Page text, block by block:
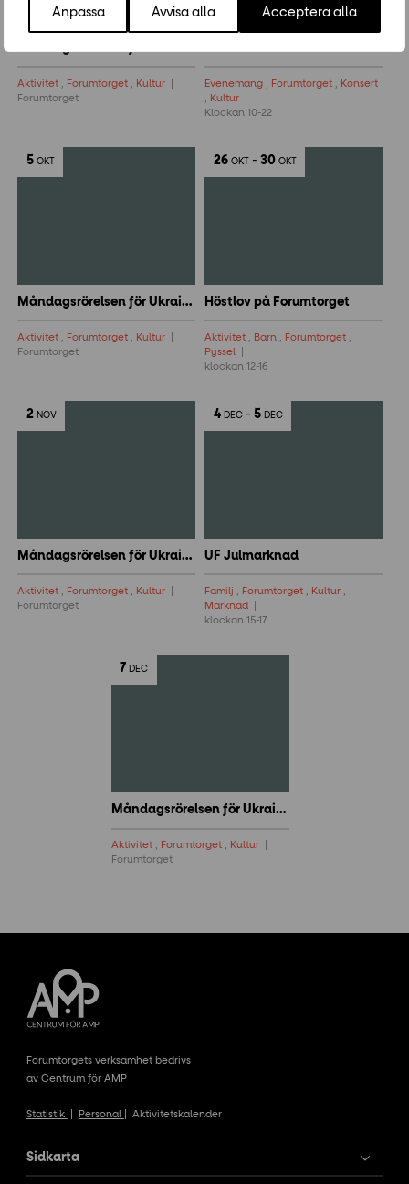
Anpassa Avvisa alla Acceptera alla
Aktivitet Forumtorget
Kultur
Forumtorget
Evenemang Forumtorget
Konsert
Kultur
Klockan 10-22
5 OKT
Måndagsrörelsen för Ukraina
Aktivitet Forumtorget
Kultur
Forumtorget
26 OKT - 30 OKT
Höstlov på Forumtorget
Aktivitet Barn Forumtorget
Pyssel
klockan 12-16
2 NOV
Måndagsrörelsen för Ukraina
Aktivitet Forumtorget
Kultur
Forumtorget
4 DEC- 5 DEC
UF Julmarknad
Familj Forumtorget Kultur
Marknad
klockan 15-17
7 DEC
Måndagsrörelsen för Ukraina
Aktivitet Forumtorget
Kultur
Forumtorget
Forumtorgets verksamhet bedrivs
av Centrum för AMP
Statistik Personal Aktivitetskalender
Sidkarta